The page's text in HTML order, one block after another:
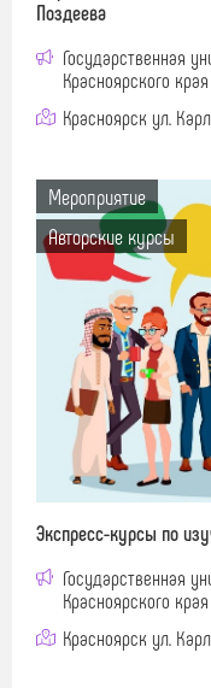
Поздеева
Государственная
Красноярского края
Красноярск ул.
Мероприятие
Авторские курсы
Экспресс-курсы по
Государственная
Красноярского края
Красноярск ул.